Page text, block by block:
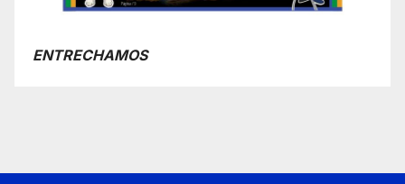
ENTRECHAMOS